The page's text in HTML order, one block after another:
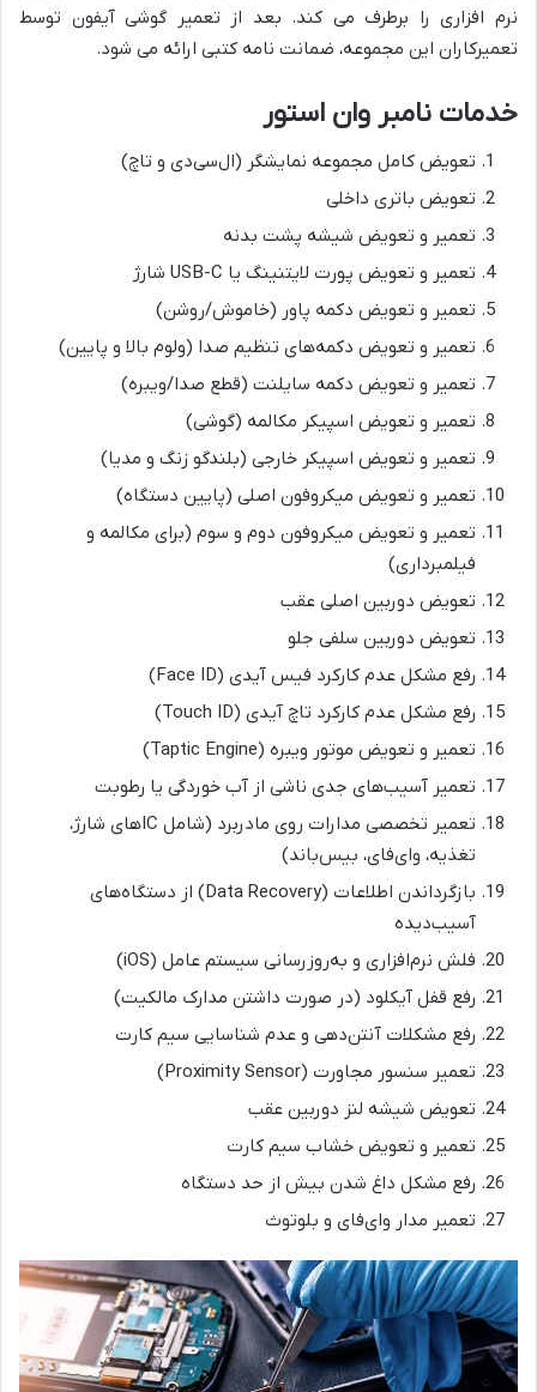
نرم افزاری را برطرف می کند. بعد از تعمیر گوشی آیفون توسط
تعمیرکاران این مجموعه، ضمانت نامه کتبی ارائه می شود.
خدمات نامبر وان استور
تعویض کامل مجموعه نمایشگر (ال‌سی‌دی و تاچ)
تعویض باتری داخلی
تعمیر و تعویض شیشه پشت بدنه
تعمیر و تعویض پورت لایتنینگ یا USB-C شارژ
تعمیر و تعویض دکمه پاور (خاموش/روشن)
تعمیر و تعویض دکمه‌های تنظیم صدا (ولوم بالا و پایین)
تعمیر و تعویض دکمه سایلنت (قطع صدا/ویبره)
تعمیر و تعویض اسپیکر مکالمه (گوشی)
تعمیر و تعویض اسپیکر خارجی (بلندگو زنگ و مدیا)
تعمیر و تعویض میکروفون اصلی (پایین دستگاه)
تعمیر و تعویض میکروفون دوم و سوم (برای مکالمه و
فیلمبرداری)
تعویض دوربین اصلی عقب
تعویض دوربین سلفی جلو
رفع مشکل عدم کارکرد فیس آیدی (Face ID)
رفع مشکل عدم کارکرد تاچ آیدی (Touch ID)
تعمیر و تعویض موتور ویبره (Taptic Engine)
تعمیر آسیب‌های جدی ناشی از آب خوردگی یا رطوبت
تعمیر تخصصی مدارات روی مادربرد (شامل ICهای شارژ،
تغذیه، وای‌فای، بیس‌باند)
بازگرداندن اطلاعات (Data Recovery) از دستگاه‌های
آسیب‌دیده
فلش نرم‌افزاری و به‌روزرسانی سیستم عامل (iOS)
رفع قفل آیکلود (در صورت داشتن مدارک مالکیت)
رفع مشکلات آنتن‌دهی و عدم شناسایی سیم کارت
تعمیر سنسور مجاورت (Proximity Sensor)
تعویض شیشه لنز دوربین عقب
تعمیر و تعویض خشاب سیم کارت
رفع مشکل داغ شدن بیش از حد دستگاه
تعمیر مدار وای‌فای و بلوتوث